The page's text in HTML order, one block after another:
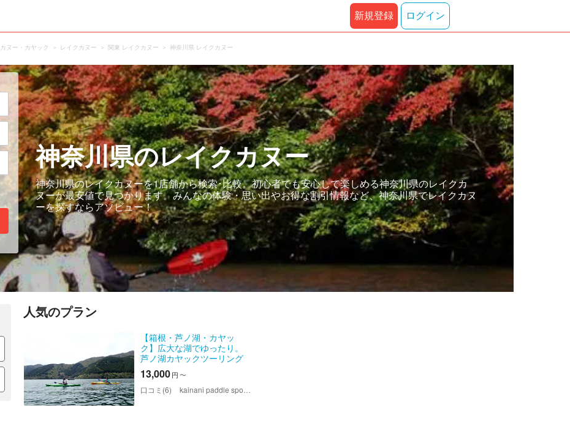
新規登録 ログイン
カヌー・カヤック レイクカヌー 関東 レイクカヌー 神奈川県 レイクカヌー
神奈川県のレイクカヌー
神奈川県のレイクカヌーを1店舗から検索･比較。初心者でも安心して楽しめる神奈川県のレイクカ
ヌーが最安値で見つかります。みんなの体験・思い出やお得な割引情報など、神奈川県でレイクカヌ
ーを探すならアソビュー！
人気のプラン
【箱根・芦ノ湖・カヤッ
ク】広大な湖でゆったり。
芦ノ湖カヤックツーリング
13,000円 〜
口コミ(6) kainani paddle sports